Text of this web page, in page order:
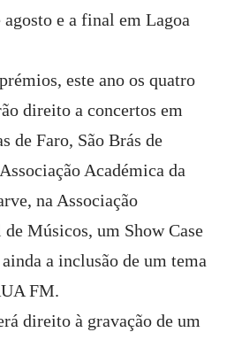
e a final em Lagoa
este ano os quatro
direito a concertos em
de Faro, São Brás de
Académica da
na Associação
Músicos, um Show Case
a inclusão de um tema
FM.
direito à gravação de um